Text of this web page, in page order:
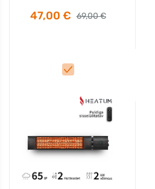
47,00 € 69,00 €